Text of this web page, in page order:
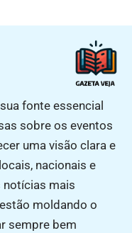
fonte essencial
sobre os eventos
uma visão clara e
nacionais e
notícias mais
moldando o
sempre bem